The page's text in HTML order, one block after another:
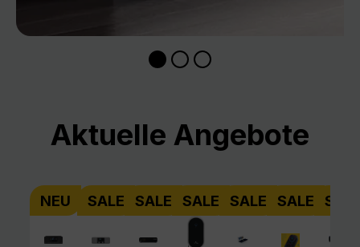
Produktgalerie überspringen
Aktuelle Angebote
NEU SALE SALE SALE SALE SALE